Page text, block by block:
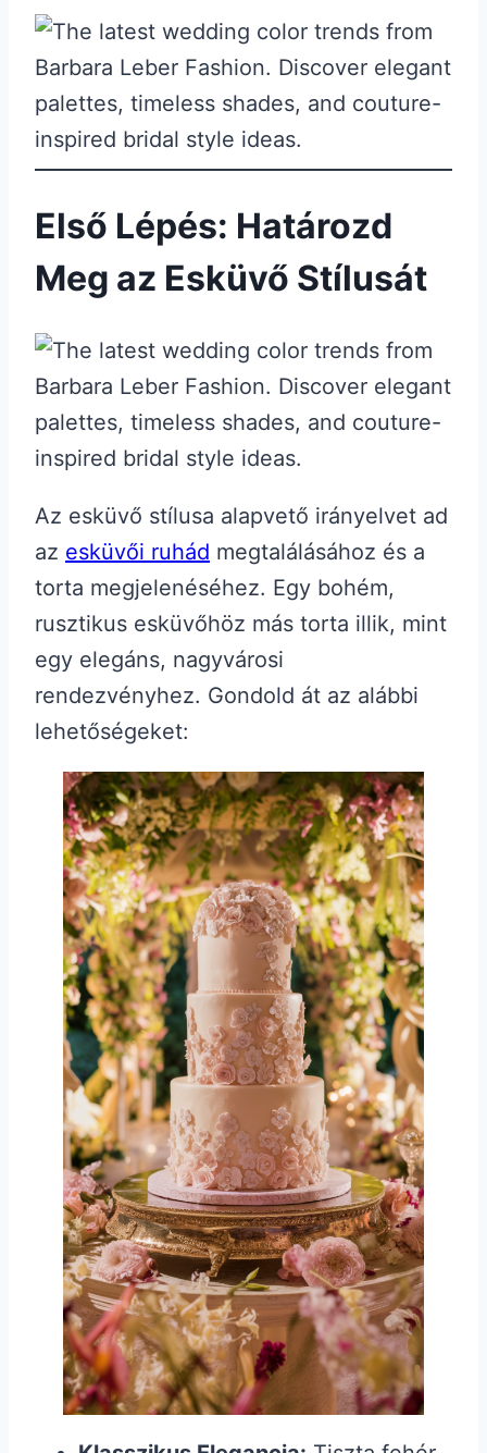
Első Lépés: Határozd
Meg az Esküvő Stílusát
Az esküvő stílusa alapvető irányelvet ad
az esküvői ruhád megtalálásához és a
torta megjelenéséhez. Egy bohém,
rusztikus esküvőhöz más torta illik, mint
egy elegáns, nagyvárosi
rendezvényhez. Gondold át az alábbi
lehetőségeket: